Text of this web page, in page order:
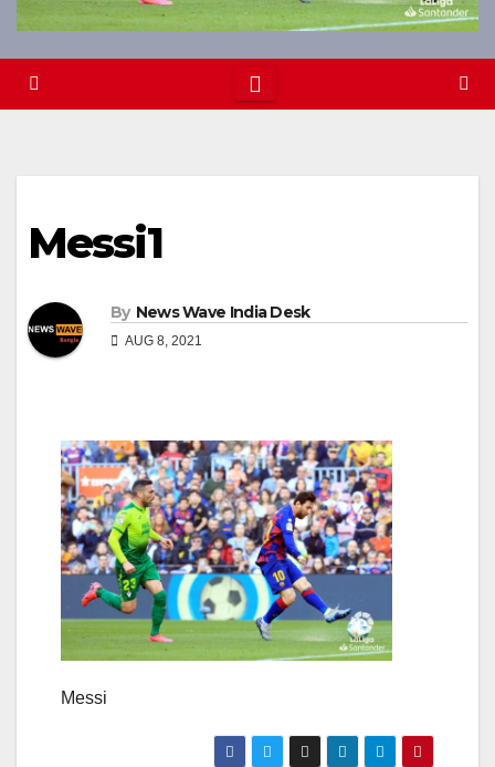
Messi1
By News Wave India Desk
AUG 8, 2021
Messi